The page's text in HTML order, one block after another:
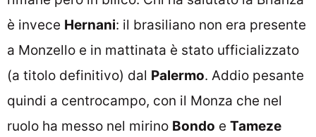
è invece Hernani: il brasiliano non era presente
a Monzello e in mattinata è stato ufficializzato
(a titolo definitivo) dal Palermo. Addio pesante
quindi a centrocampo, con il Monza che nel
ruolo ha messo nel mirino Bondo e Tameze